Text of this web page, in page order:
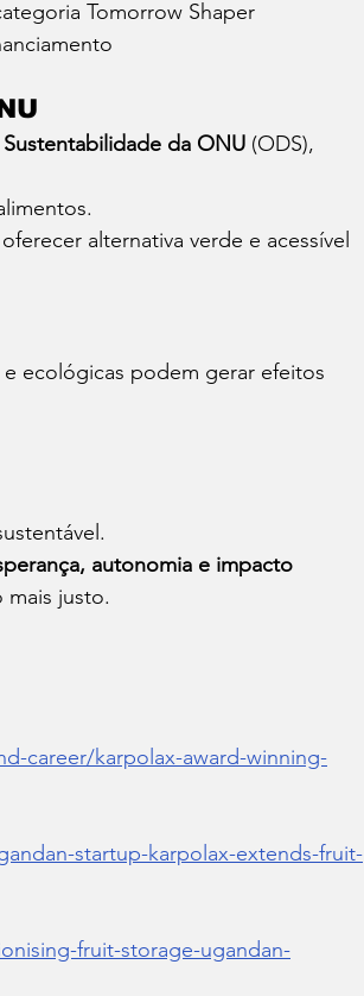
Tomorrow Shaper
da ONU (ODS),
alternativa verde e acessível
ecológicas podem gerar efeitos
autonomia e impacto
justo.
career/karpolax-award-winning-
startup-karpolax-extends-fruit-
fruit-storage-ugandan-